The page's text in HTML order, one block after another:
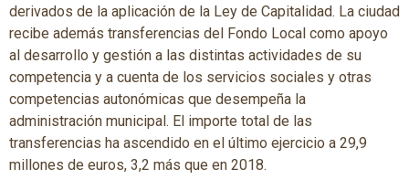
derivados de la aplicación de la Ley de Capitalidad. La ciudad
recibe además transferencias del Fondo Local como apoyo
al desarrollo y gestión a las distintas actividades de su
competencia y a cuenta de los servicios sociales y otras
competencias autonómicas que desempeña la
administración municipal. El importe total de las
transferencias ha ascendido en el último ejercicio a 29,9
millones de euros, 3,2 más que en 2018.